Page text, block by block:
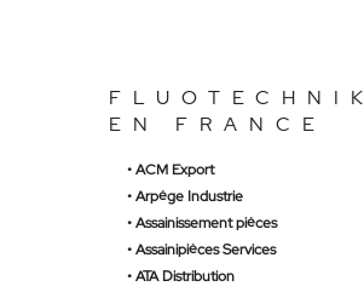
FLUOTECHNIK
EN FRANCE
• ACM Export
•Arpège Industrie
•Assainissement pièces
•Assainipièces Services
• ATA Distribution